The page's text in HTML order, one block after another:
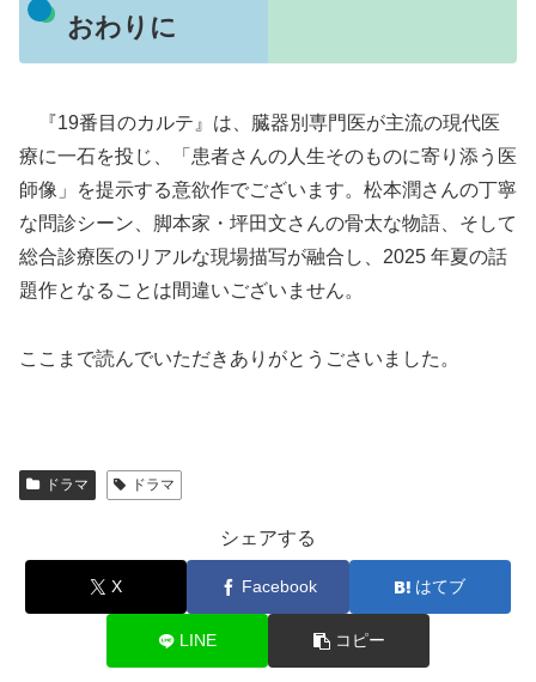
おわりに
『19番目のカルテ』は、臓器別専門医が主流の現代医
療に一石を投じ、「患者さんの人生そのものに寄り添う医
師像」を提示する意欲作でございます。松本潤さんの丁寧
な問診シーン、脚本家・坪田文さんの骨太な物語、そして
総合診療医のリアルな現場描写が融合し、2025 年夏の話
題作となることは間違いございません。
ここまで読んでいただきありがとうごさいました。
ドラマ ドラマ
シェアする
X Facebook はてブ
LINE コピー